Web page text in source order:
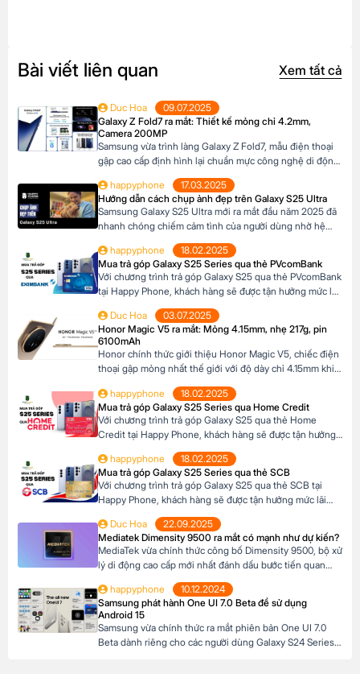
Bài viết liên quan Xem tất cả
Duc Hoa
09.07.2025
Galaxy Z Fold7 ra mắt: Thiết kế mỏng chỉ 4.2mm,
Camera 200MP
Samsung vừa trình làng Galaxy Z Fold7, mẫu điện thoại
gập cao cấp định hình lại chuẩn mực công nghệ di động.
200MP sắc nét chưa từng có trên dòng Z Fold, sản phẩm
này không chỉ là một thiết bị công nghệ […]
happyphone
17.03.2025
Hướng dẫn cách chụp ảnh đẹp trên Galaxy S25 Ultra
Samsung Galaxy S25 Ultra mới ra mắt đầu năm 2025 đã
nhanh chóng chiếm cảm tình của người dùng nhờ hệ
thống camera đẳng cấp. Với camera chính lên đến
200MP, khả năng zoom xa ấn tượng và các tính năng
thông minh giúp ghi lại những khoảnh khắc đẹp trong
cuộc sống. Sau đây […]
happyphone
18.02.2025
Mua trả góp Galaxy S25 Series qua thẻ PVcomBank
Với chương trình trả góp Galaxy S25 qua thẻ PVcomBank
tại Happy Phone, khách hàng sẽ được tận hưởng mức lãi
suất cực kỳ ưu đãi. Đặc biệt, khách hàng có thể linh hoạt
lựa chọn kỳ hạn trả góp từ 3 đến 12 tháng, phù hợp với
khả năng tài chính của mình. Mục […]
Duc Hoa
03.07.2025
Honor Magic V5 ra mắt: Mỏng 4.15mm, nhẹ 217g, pin
6100mAh
Honor chính thức giới thiệu Honor Magic V5, chiếc điện
thoại gập mỏng nhất thế giới với độ dày chỉ 4.15mm khi
lượng 217g, pin dung lượng lớn 6100mAh và công nghệ
AI tiên tiến, Honor Magic V5 định nghĩa lại chuẩn mực
flagship […]
happyphone
18.02.2025
Mua trả góp Galaxy S25 Series qua Home Credit
Với chương trình trả góp Galaxy S25 qua thẻ Home
Credit tại Happy Phone, khách hàng sẽ được tận hưởng
linh hoạt lựa chọn kỳ hạn trả góp từ 3 đến 12 tháng, phù
hợp với khả năng tài chính của mình. […]
happyphone
18.02.2025
Mua trả góp Galaxy S25 Series qua thẻ SCB
Với chương trình trả góp Galaxy S25 qua thẻ SCB tại
Happy Phone, khách hàng sẽ được tận hưởng mức lãi
lựa chọn kỳ hạn trả góp từ 3 đến 12 tháng, phù hợp với
khả năng tài chính của mình. Mục […]
Duc Hoa
22.09.2025
Mediatek Dimensity 9500 ra mắt có mạnh như dự kiến?
MediaTek vừa chính thức công bố Dimensity 9500, bộ xử
lý di động cao cấp mới nhất đánh dấu bước tiến quan
trọng trong dòng sản phẩm flagship của hãng. Với kiến
trúc tiên tiến và các tối ưu hóa tập trung vào hiệu suất,
hiệu quả năng lượng cùng trí tuệ nhân tạo, Dimensity […]
happyphone
10.12.2024
Samsung phát hành One UI 7.0 Beta để sử dụng
Android 15
Samsung vừa chính thức ra mắt phiên bản One UI 7.0
Beta dành riêng cho các người dùng Galaxy S24 Series,